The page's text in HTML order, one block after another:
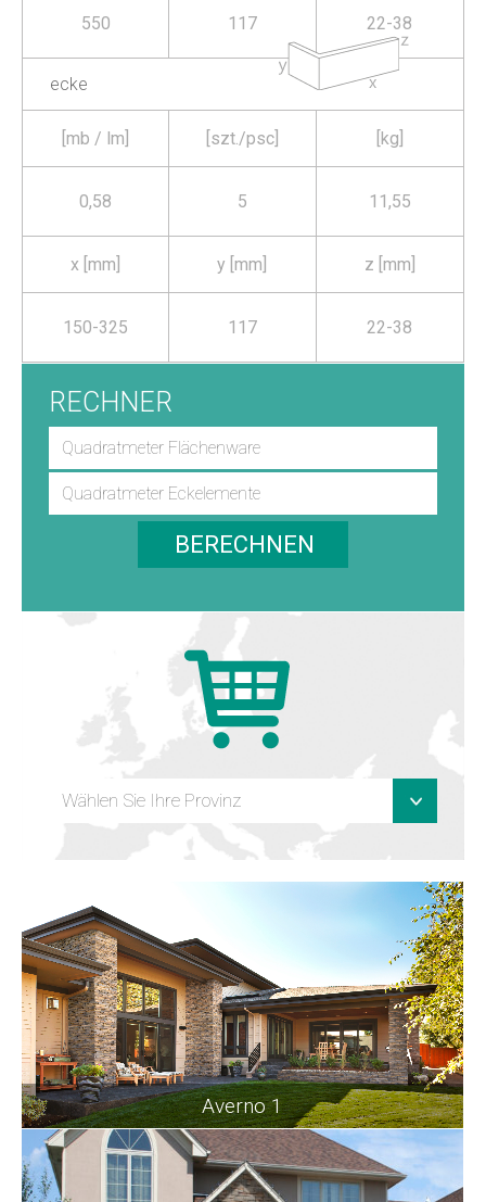
550 117 22-38
ecke
[mb / lm] [szt./psc] [kg]
0,58 5 11,55
x [mm] y [mm] z [mm]
150-325 117 22-38
RECHNER
BERECHNEN
Averno 1